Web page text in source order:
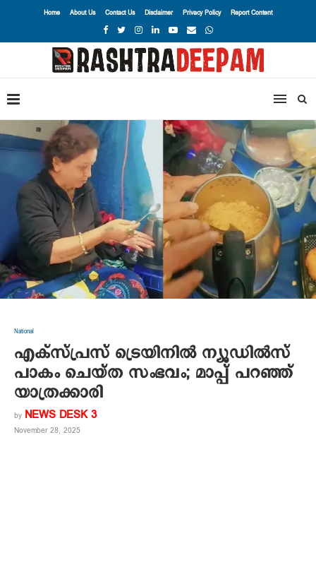
Home About Us Contact Us Disclaimer Privacy Policy Report Content
National
എക്സ്പ്രസ് ട്രെയിനിൽ ന്യൂഡിൽസ്
പാകം ചെയ്ത സംഭവം; മാപ്പ് പറഞ്ഞ്
യാത്രക്കാരി
by NEWS DESK 3
November 28, 2025